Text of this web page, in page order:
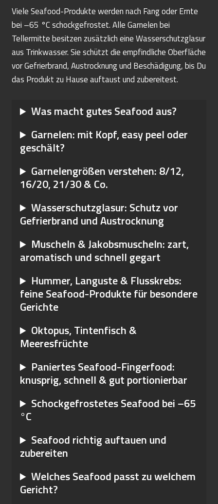
Viele Seafood-Produkte werden nach Fang oder Ernte
bei –65 °C schockgefrostet. Alle Garnelen bei
Tellermitte besitzen zusätzlich eine Wasserschutzglasur
aus Trinkwasser. Sie schützt die empfindliche Oberfläche
vor Gefrierbrand, Austrocknung und Beschädigung, bis Du
das Produkt zu Hause auftaust und zubereitest.
Was macht gutes Seafood aus?
Garnelen: mit Kopf, easy peel oder
geschält?
Garnelengrößen verstehen: 8/12,
16/20, 21/30 & Co.
Wasserschutzglasur: Schutz vor
Gefrierbrand und Austrocknung
Muscheln & Jakobsmuscheln: zart,
aromatisch und schnell gegart
Hummer, Languste & Flusskrebs:
feine Seafood-Produkte für besondere
Gerichte
Oktopus, Tintenfisch &
Meeresfrüchte
Paniertes Seafood-Fingerfood:
knusprig, schnell & gut portionierbar
Schockgefrostetes Seafood bei –65
°C
Seafood richtig auftauen und
zubereiten
Welches Seafood passt zu welchem
Gericht?